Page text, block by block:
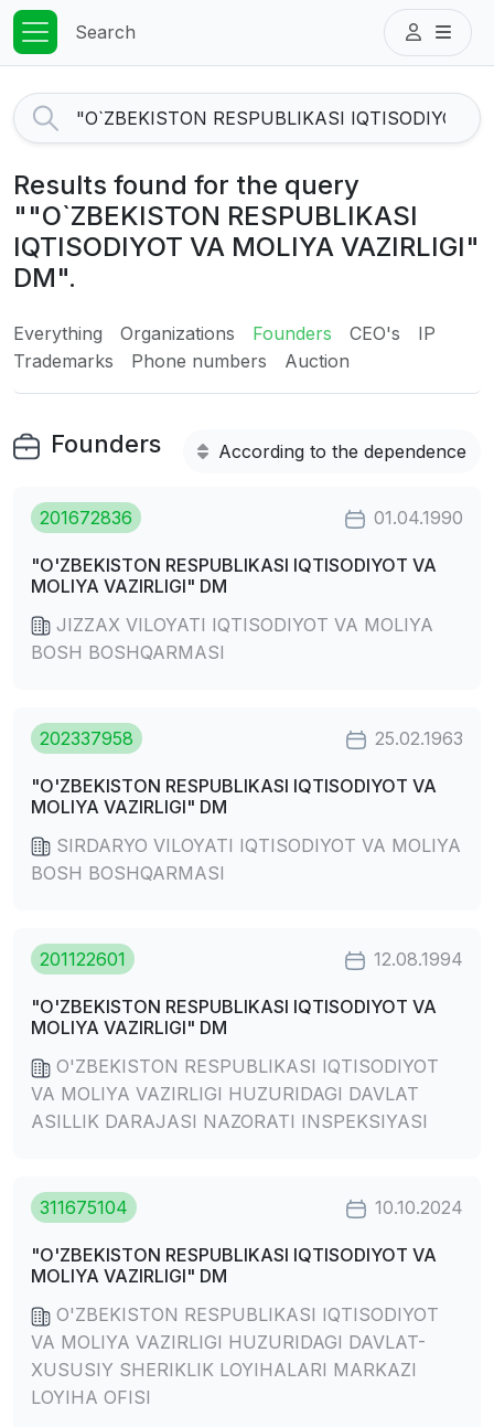
Search
Results found for the query
""O`ZBEKISTON RESPUBLIKASI
IQTISODIYOT VA MOLIYA VAZIRLIGI"
DM".
Everything Organizations Founders CEO's
IP
Trademarks
Phone numbers Auction
Founders According to the dependence
201672836 01.04.1990
"O'ZBEKISTON RESPUBLIKASI IQTISODIYOT VA
MOLIYA VAZIRLIGI" DM
JIZZAX VILOYATI IQTISODIYOT VA MOLIYA
BOSH BOSHQARMASI
202337958 25.02.1963
"O'ZBEKISTON RESPUBLIKASI IQTISODIYOT VA
MOLIYA VAZIRLIGI" DM
SIRDARYO VILOYATI IQTISODIYOT VA MOLIYA
BOSH BOSHQARMASI
201122601 12.08.1994
"O'ZBEKISTON RESPUBLIKASI IQTISODIYOT VA
MOLIYA VAZIRLIGI" DM
O'ZBEKISTON RESPUBLIKASI IQTISODIYOT
VA MOLIYA VAZIRLIGI HUZURIDAGI DAVLAT
ASILLIK DARAJASI NAZORATI INSPEKSIYASI
311675104 10.10.2024
"O'ZBEKISTON RESPUBLIKASI IQTISODIYOT VA
MOLIYA VAZIRLIGI" DM
O'ZBEKISTON RESPUBLIKASI IQTISODIYOT
VA MOLIYA VAZIRLIGI HUZURIDAGI DAVLAT-
XUSUSIY SHERIKLIK LOYIHALARI MARKAZI
LOYIHA OFISI